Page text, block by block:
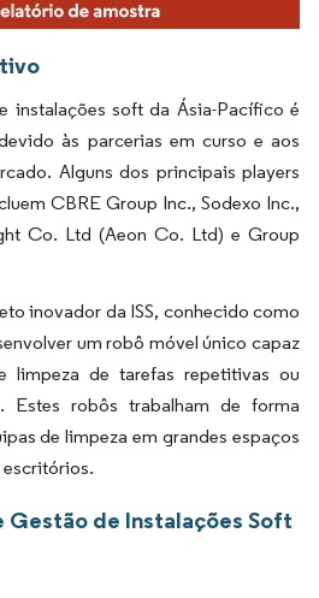
instalações soft da Ásia-Pacífico é
às parcerias em curso e aos
Alguns dos principais players
CBRE Group Inc., Sodexo Inc.,
Co. Ltd (Aeon Co. Ltd) e Group
inovador da ISS, conhecido como
um robô móvel único capaz
limpeza de tarefas repetitivas ou
Estes robôs trabalham de forma
de limpeza em grandes espaços
Gestão de Instalações Soft